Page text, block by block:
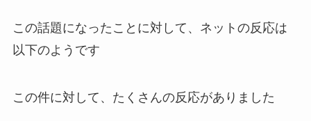
この話題になったことに対して、ネットの反応は
以下のようです
この件に対して、たくさんの反応がありました